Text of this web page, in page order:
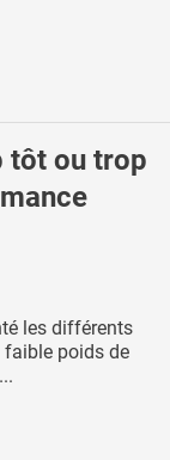
tôt ou trop
les différents
faible poids de